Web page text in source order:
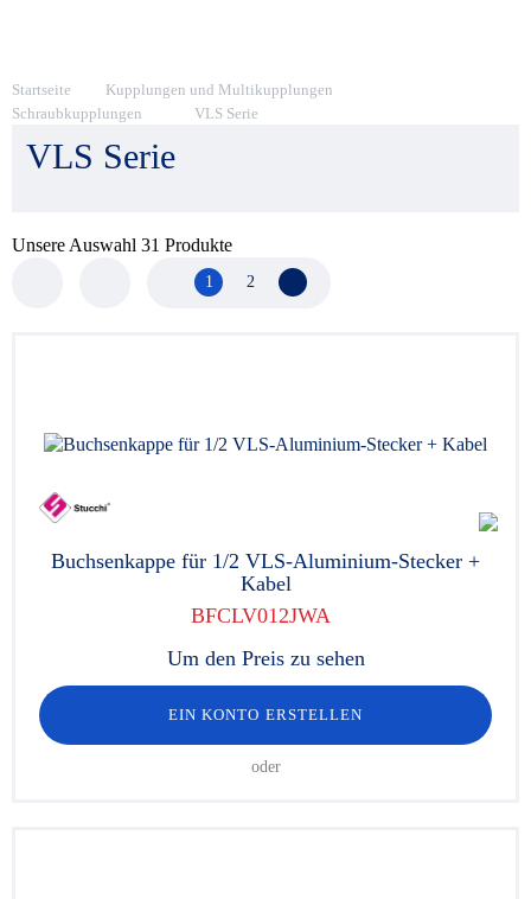
Startseite
Kupplungen und Multikupplungen
Schraubkupplungen
VLS Serie
VLS Serie
Unsere Auswahl 31 Produkte
1 2 Nächste Seite
Buchsenkappe für 1/2 VLS-Aluminium-Stecker +
Kabel
BFCLV012JWA
Um den Preis zu sehen
EIN KONTO ERSTELLEN
oder